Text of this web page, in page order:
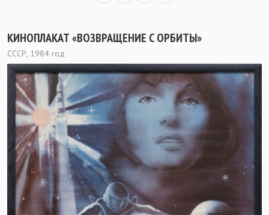
КИНОПЛАКАТ «ВОЗВРАЩЕНИЕ С ОРБИТЫ»
СССР, 1984 год